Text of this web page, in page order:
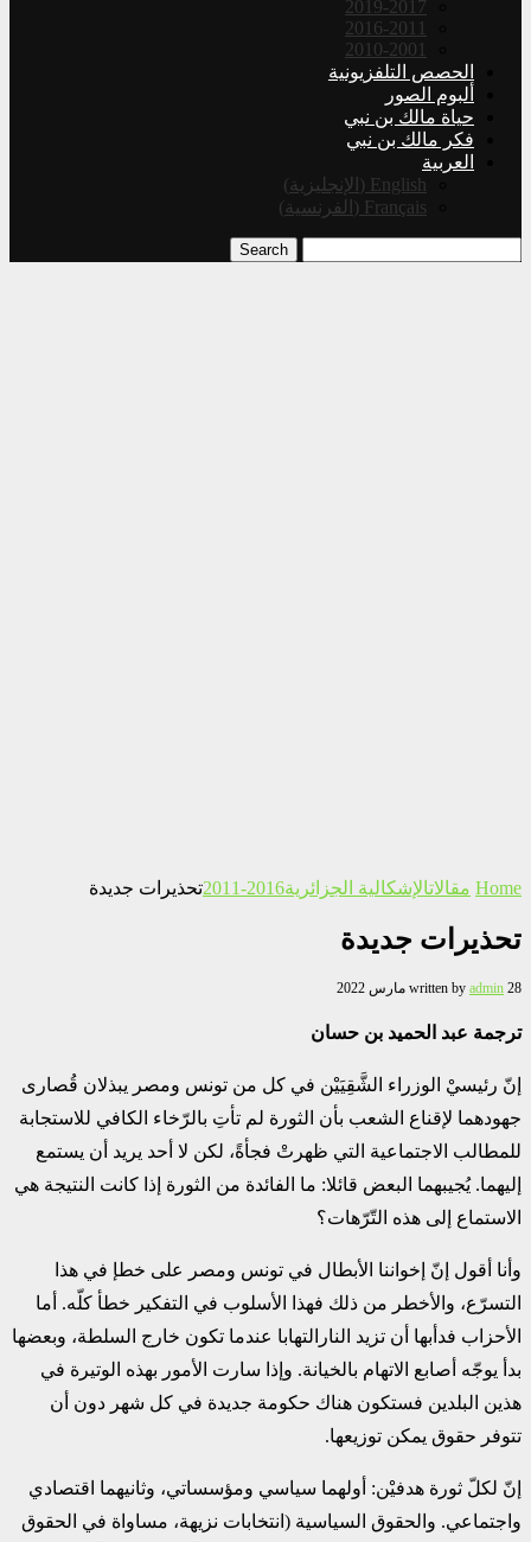
2019-2017
2016-2011
2010-2001
الحصص التلفزيونية
ألبوم الصور
حياة مالك بن نبي
فكر مالك بن نبي
العربية
English
( الإنجليزية)
Français
( الفرنسية)
Search
Home مقالاتالإشكالية الجزائرية2016-2011 تحذيرات جديدة
تحذيرات جديدة
written by admin 28 مارس 2022
ترجمة عبد الحميد بن حسان
إنّ رئيسيْ الوزراء الشَّقِيَيْن في كل من تونس ومصر يبذلان قُصارى
جهودهما لإقناع الشعب بأن الثورة لم تأتِ بالرّخاء الكافي للاستجابة
للمطالب الاجتماعية التي ظهرتْ فجأةً، لكن لا أحد يريد أن يستمع
إليهما. يُجيبهما البعض قائلا: ما الفائدة من الثورة إذا كانت النتيجة هي
الاستماع إلى هذه التّرّهات؟
وأنا أقول إنّ إخواننا الأبطال في تونس ومصر على خطإ في هذا
التسرّع، والأخطر من ذلك فهذا الأسلوب في التفكير خطأ كلّه. أما
الأحزاب فدأبها أن تزيد النارالتهابا عندما تكون خارج السلطة، وبعضها
بدأ يوجّه أصابع الاتهام بالخيانة. وإذا سارت الأمور بهذه الوتيرة في
هذين البلدين فستكون هناك حكومة جديدة في كل شهر دون أن
تتوفر حقوق يمكن توزيعها.
إنّ لكلّ ثورة هدفيْن: أولهما سياسي ومؤسساتي، وثانيهما اقتصادي
واجتماعي. والحقوق السياسية (انتخابات نزيهة، مساواة في الحقوق